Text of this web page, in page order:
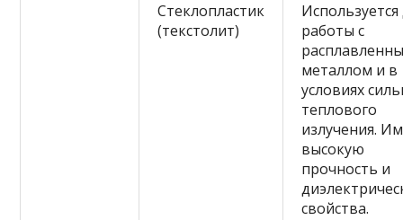
Стеклопластик
(текстолит)
Используется
работы с
металлом и в
условиях
теплового
излучения.
высокую
прочность и
свойства.